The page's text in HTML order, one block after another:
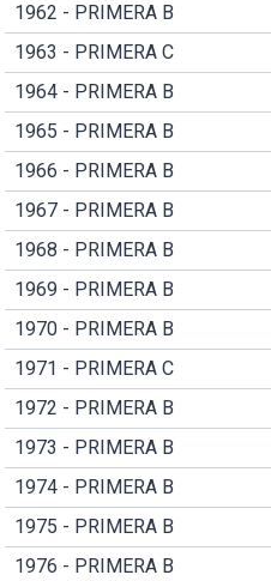
1962 - PRIMERA B
1963 - PRIMERA C
1964 - PRIMERA B
1965 - PRIMERA B
1966 - PRIMERA B
1967 - PRIMERA B
1968 - PRIMERA B
1969 - PRIMERA B
1970 - PRIMERA B
1971 - PRIMERA C
1972 - PRIMERA B
1973 - PRIMERA B
1974 - PRIMERA B
1975 - PRIMERA B
1976 - PRIMERA B